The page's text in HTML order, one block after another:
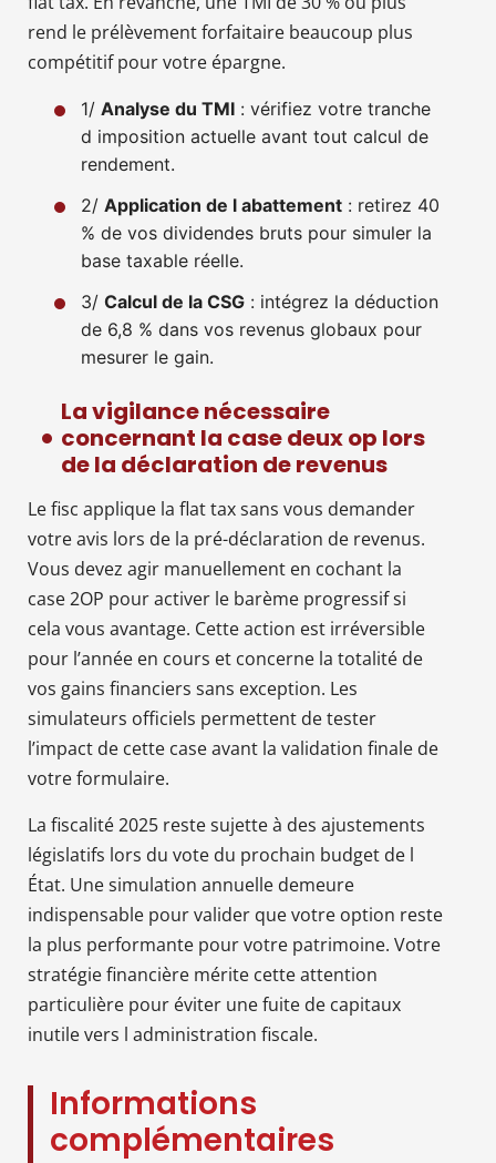
rend le prélèvement forfaitaire beaucoup plus
compétitif pour votre épargne.
1/ Analyse du TMI : vérifiez votre tranche
d imposition actuelle avant tout calcul de
rendement.
2/ Application de l abattement : retirez 40
% de vos dividendes bruts pour simuler la
base taxable réelle.
3/ Calcul de la CSG : intégrez la déduction
de 6,8 % dans vos revenus globaux pour
mesurer le gain.
La vigilance nécessaire
concernant la case deux op lors
de la déclaration de revenus
Le fisc applique la flat tax sans vous demander
votre avis lors de la pré-déclaration de revenus.
Vous devez agir manuellement en cochant la
case 2OP pour activer le barème progressif si
cela vous avantage. Cette action est irréversible
pour l’année en cours et concerne la totalité de
vos gains financiers sans exception. Les
simulateurs officiels permettent de tester
l’impact de cette case avant la validation finale de
votre formulaire.
La fiscalité 2025 reste sujette à des ajustements
législatifs lors du vote du prochain budget de l
État. Une simulation annuelle demeure
indispensable pour valider que votre option reste
la plus performante pour votre patrimoine. Votre
stratégie financière mérite cette attention
particulière pour éviter une fuite de capitaux
inutile vers l administration fiscale.
Informations
complémentaires